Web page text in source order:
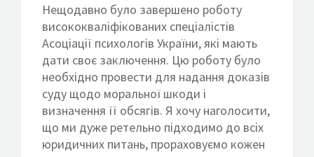
Нещодавно було завершено роботу
висококваліфікованих спеціалістів
Асоціації психологів України, які мають
дати своє заключення. Цю роботу було
необхідно провести для надання доказів
суду щодо моральної шкоди і
визначення її обсягів. Я хочу наголосити,
що ми дуже ретельно підходимо до всіх
юридичних питань, прораховуємо кожен